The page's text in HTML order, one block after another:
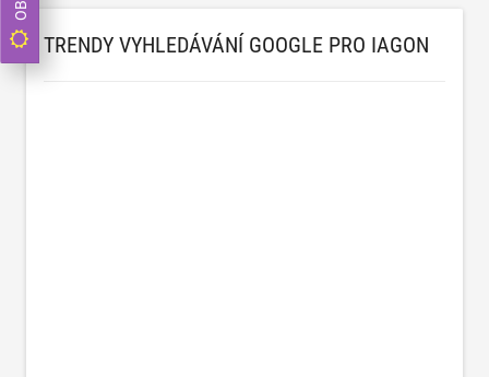
TRENDY VYHLEDÁVÁNÍ GOOGLE PRO IAGON